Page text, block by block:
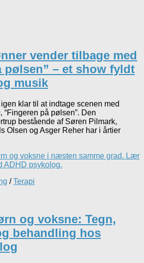
vender tilbage med
pølsen” – et show fyldt
musik
klar til at indtage scenen med
“Fingeren på pølsen”. Den
bestående af Søren Pilmark,
Olsen og Asger Reher har i årtier
/Terapi
og voksne: Tegn,
behandling hos